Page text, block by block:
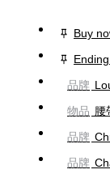
Buy
品牌
物品 腰
品牌
品牌